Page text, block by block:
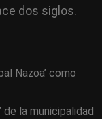
dos siglos.
Nazoa’ como
de la municipalidad